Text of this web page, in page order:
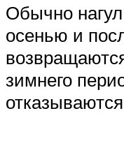
Обычно
осенью и
зимнего